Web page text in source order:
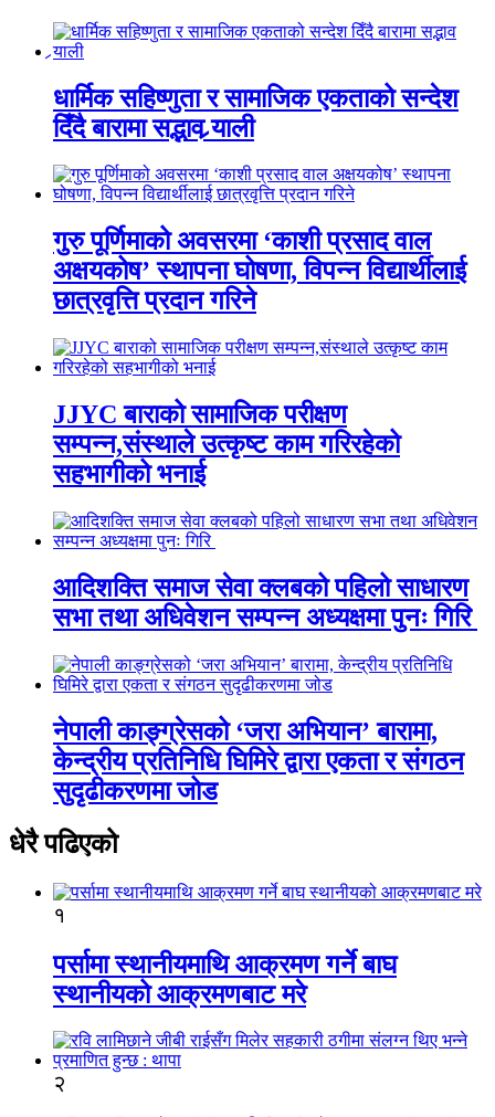
धार्मिक सहिष्णुता र सामाजिक एकताको सन्देश
दिँदै बारामा सद्भाव र्‍याली
गुरु पूर्णिमाको अवसरमा ‘काशी प्रसाद वाल
अक्षयकोष’ स्थापना घोषणा, विपन्न विद्यार्थीलाई
छात्रवृत्ति प्रदान गरिने
JJYC बाराको सामाजिक परीक्षण
सम्पन्न,संस्थाले उत्कृष्ट काम गरिरहेको
सहभागीको भनाई
आदिशक्ति समाज सेवा क्लबको पहिलो साधारण
सभा तथा अधिवेशन सम्पन्न अध्यक्षमा पुनः गिरि
नेपाली काङ्ग्रेसको ‘जरा अभियान’ बारामा,
केन्द्रीय प्रतिनिधि घिमिरे द्वारा एकता र संगठन
सुदृढीकरणमा जोड
धेरै पढिएको
१
पर्सामा स्थानीयमाथि आक्रमण गर्ने बाघ
स्थानीयको आक्रमणबाट मरे
२